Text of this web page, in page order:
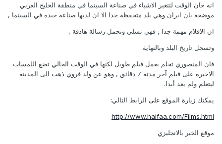
انه حان الوقت لتتغير الاشياء في صناعة السينما في منطقة الخليج العربي
موضحة بان ايران وهي بلد متحفظة جدا الا ان لديها صناعة جيدة في السينما ,
ان الافلام مهمة جدا , فهي تسلي وتحمل رسالة هادفة ,
وتسجل تاريخ البلد وبالنهاية
فان المنصوري تحلم بعمل فيلم طويل لكنها في الوقت الحالي تضع اللمسات
الاخيرة على فيلم آخر مدته 7 دقائق , وهو عن ولد قروي ذهب الى المدينة
ليتعلم ولم يعد أبدا.
يمكنك زيارة الموقع على الرابط التالي:
http://www.haifaa.com/Films.html
موقع الخبر بالانجليزي